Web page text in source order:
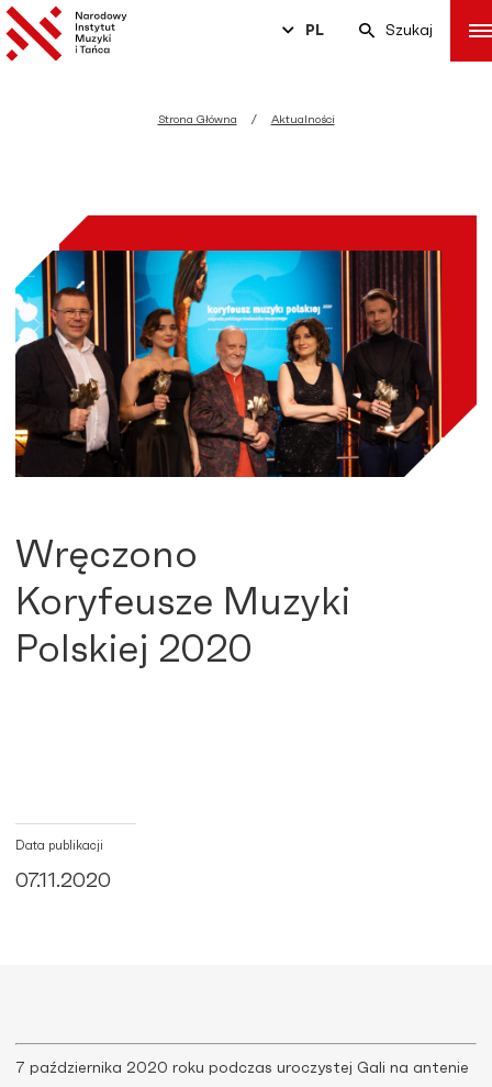
PL Szukaj
Strona Główna Aktualności
Wręczono
Koryfeusze Muzyki
Polskiej 2020
Data publikacji
07.11.2020
7 października 2020 roku podczas uroczystej Gali na antenie